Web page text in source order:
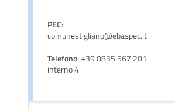
PEC:
comunestigliano@ebaspec.it
Telefono: +39 0835 567 201
interno 4